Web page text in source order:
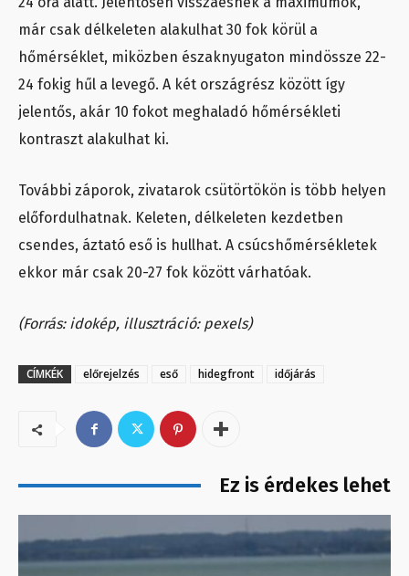
már csak délkeleten alakulhat 30 fok körül a
hőmérséklet, miközben északnyugaton mindössze 22-
24 fokig hűl a levegő. A két országrész között így
jelentős, akár 10 fokot meghaladó hőmérsékleti
kontraszt alakulhat ki.
További záporok, zivatarok csütörtökön is több helyen
előfordulhatnak. Keleten, délkeleten kezdetben
csendes, áztató eső is hullhat. A csúcshőmérsékletek
ekkor már csak 20-27 fok között várhatóak.
(Forrás: idokép, illusztráció: pexels)
CÍMKÉK előrejelzés eső hidegfront időjárás
Ez is érdekes lehet